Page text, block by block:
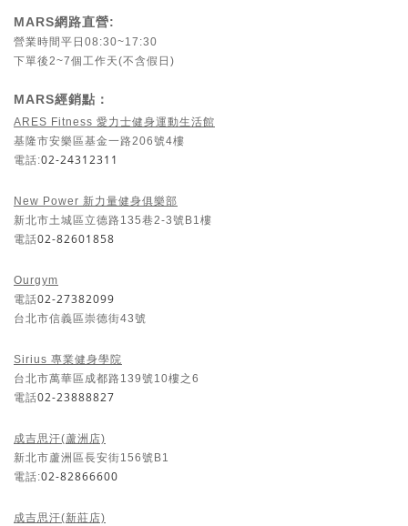
MARS網路直營:
營業時間平日08:30~17:30
下單後2~7個工作天(不含假日)
MARS經銷點：
ARES Fitness 愛力士健身運動生活館
基隆市安樂區基金一路206號4樓
電話:02-24312311
New Power 新力量健身俱樂部
新北市土城區立德路135巷2-3號B1樓
電話02-82601858
Ourgym
電話02-27382099
台北市信義區崇德街43號
Sirius 專業健身學院
台北市萬華區成都路139號10樓之6
電話02-23888827
成吉思汗(蘆洲店)
新北市蘆洲區長安街156號B1
電話:02-82866600
成吉思汗(新莊店)